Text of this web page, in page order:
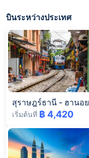
บินระหว่างประเทศ
สุราษฎร์ธานี - ฮานอย
เริ่มต้นที่ ฿ 4,420